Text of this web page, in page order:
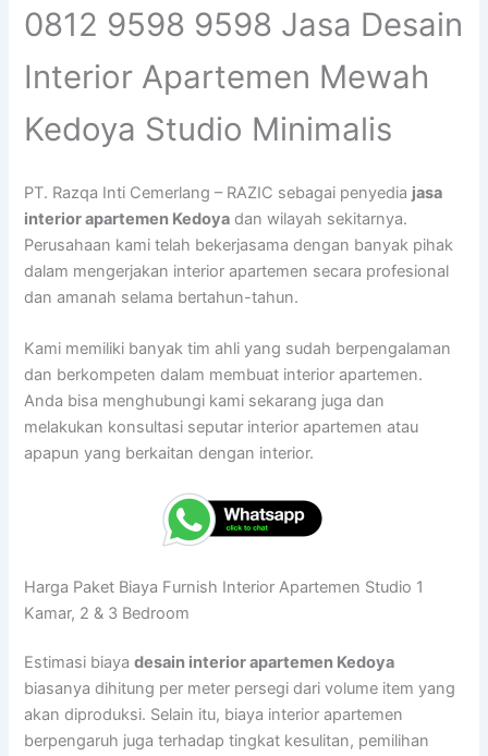
0812 9598 9598 Jasa Desain
Interior Apartemen Mewah
Kedoya Studio Minimalis
PT. Razqa Inti Cemerlang – RAZIC sebagai penyedia jasa
interior apartemen Kedoya dan wilayah sekitarnya.
Perusahaan kami telah bekerjasama dengan banyak pihak
dalam mengerjakan interior apartemen secara profesional
dan amanah selama bertahun-tahun.
Kami memiliki banyak tim ahli yang sudah berpengalaman
dan berkompeten dalam membuat interior apartemen.
Anda bisa menghubungi kami sekarang juga dan
melakukan konsultasi seputar interior apartemen atau
apapun yang berkaitan dengan interior.
Harga Paket Biaya Furnish Interior Apartemen Studio 1
Kamar, 2 & 3 Bedroom
Estimasi biayadesain interior apartemen Kedoya
biasanya dihitung per meter persegi dari volume item yang
akan diproduksi. Selain itu, biaya interior apartemen
berpengaruh juga terhadap tingkat kesulitan, pemilihan